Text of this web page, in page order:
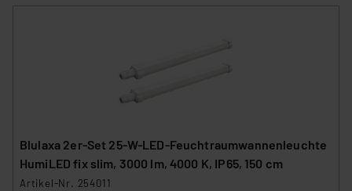
Blulaxa 2er-Set 25-W-LED-Feuchtraumwannenleuchte
HumiLED fix slim, 3000 lm, 4000 K, IP65, 150 cm
Artikel-Nr. 254011